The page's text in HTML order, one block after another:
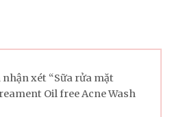
xét “Sữa rửa mặt
Oil free Acne Wash